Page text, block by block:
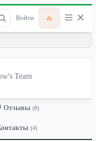
Войти 🔥
Team
Отзывы (0)
(4)